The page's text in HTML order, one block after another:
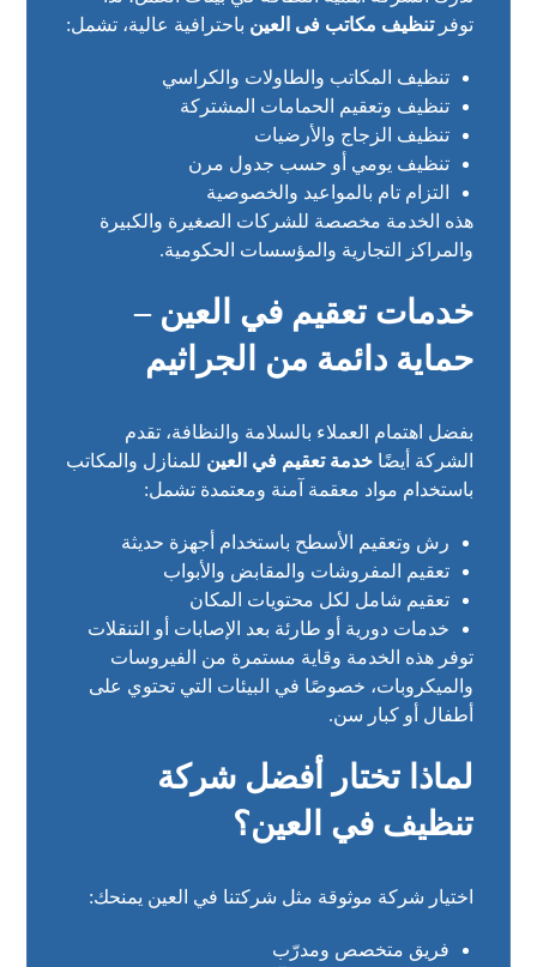
توفرتنظيف مكاتب فى العين باحترافية عالية، تشمل:
تنظيف المكاتب والطاولات والكراسي
تنظيف وتعقيم الحمامات المشتركة
تنظيف الزجاج والأرضيات
تنظيف يومي أو حسب جدول مرن
التزام تام بالمواعيد والخصوصية
هذه الخدمة مخصصة للشركات الصغيرة والكبيرة
والمراكز التجارية والمؤسسات الحكومية.
خدمات تعقيم في العين –
حماية دائمة من الجراثيم
بفضل اهتمام العملاء بالسلامة والنظافة، تقدم
الشركة أيضًاخدمة تعقيم في العين للمنازل والمكاتب
باستخدام مواد معقمة آمنة ومعتمدة تشمل:
رش وتعقيم الأسطح باستخدام أجهزة حديثة
تعقيم المفروشات والمقابض والأبواب
تعقيم شامل لكل محتويات المكان
خدمات دورية أو طارئة بعد الإصابات أو التنقلات
توفر هذه الخدمة وقاية مستمرة من الفيروسات
والميكروبات، خصوصًا في البيئات التي تحتوي على
أطفال أو كبار سن.
لماذا تختار أفضل شركة
تنظيف في العين؟
اختيار شركة موثوقة مثل شركتنا في العين يمنحك:
فريق متخصص ومدرّب